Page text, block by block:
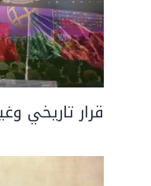
قرار تاريخي